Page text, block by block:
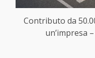
Contributo da
un’impresa